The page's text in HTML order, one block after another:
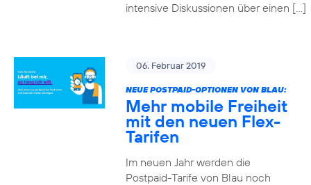
intensive Diskussionen über einen […]
06. Februar 2019
NEUE POSTPAID-OPTIONEN VON BLAU:
Mehr mobile Freiheit
mit den neuen Flex-
Tarifen
Im neuen Jahr werden die
Postpaid-Tarife von Blau noch